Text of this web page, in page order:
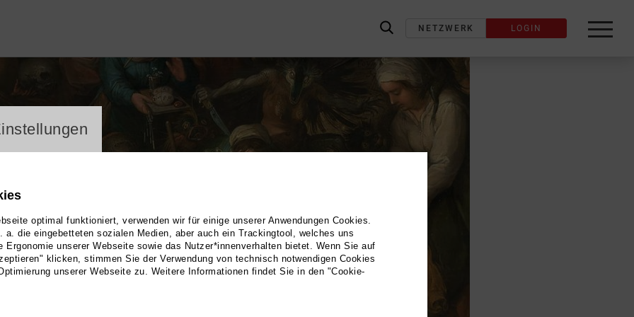
label_search
NETZWERK LOGIN
optimal funktioniert, verwenden wir für einige unserer Anwendungen Cookies.
a. die eingebetteten sozialen Medien, aber auch ein Trackingtool, welches uns
Ergonomie unserer Webseite sowie das Nutzer*innenverhalten bietet. Wenn Sie auf
klicken, stimmen Sie der Verwendung von technisch notwendigen Cookies
unserer Webseite zu. Weitere Informationen findet Sie in den "Cookie-